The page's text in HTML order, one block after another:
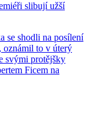
slibují užší
se shodli na posílení
oznámil to v úterý
svými protějšky
Ficem na